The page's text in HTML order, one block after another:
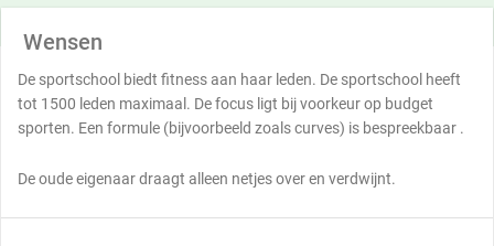
Wensen
De sportschool biedt fitness aan haar leden. De sportschool heeft
tot 1500 leden maximaal. De focus ligt bij voorkeur op budget
sporten. Een formule (bijvoorbeeld zoals curves) is bespreekbaar .
De oude eigenaar draagt alleen netjes over en verdwijnt.